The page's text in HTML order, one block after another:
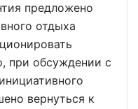
предложено
отдыха
при обсуждении с
вернуться к